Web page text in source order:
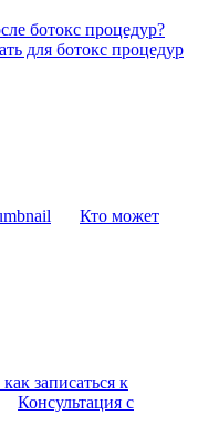
ботокс процедур?
для ботокс процедур
Кто может
записаться к
Консультация с